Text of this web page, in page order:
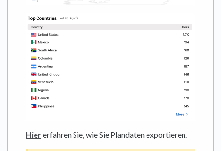
Hiererfahren Sie, wie Sie Plandaten exportieren.